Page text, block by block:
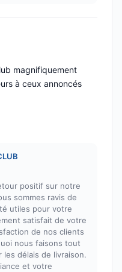
magnifiquement
à ceux annoncés
positif sur notre
sommes ravis de
utiles pour votre
satisfait de votre
de nos clients
nous faisons tout
délais de livraison.
et votre